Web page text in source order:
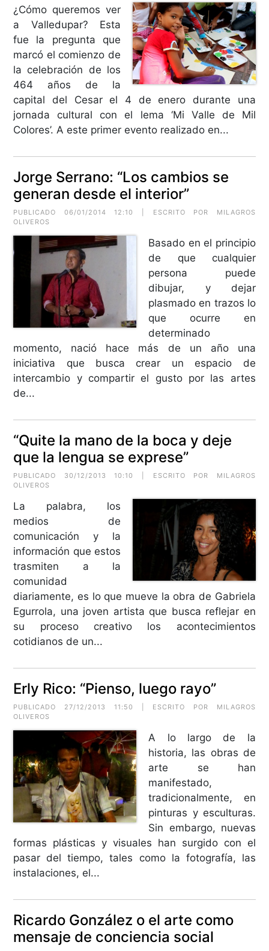
¿Cómo queremos ver
a Valledupar? Esta
fue la pregunta que
marcó el comienzo de
la celebración de los
464 años de la
capital del Cesar el 4 de enero durante una
jornada cultural con el lema ‘Mi Valle de Mil
Colores’. A este primer evento realizado en...
Jorge Serrano: “Los cambios se
generan desde el interior”
PUBLICADO 06/01/2014 12:10 | ESCRITO POR MILAGROS
OLIVEROS
Basado en el principio
de que cualquier
persona puede
dibujar, y dejar
plasmado en trazos lo
que ocurre en
determinado
momento, nació hace más de un año una
iniciativa que busca crear un espacio de
intercambio y compartir el gusto por las artes
de...
“Quite la mano de la boca y deje
que la lengua se exprese”
PUBLICADO 30/12/2013 10:10 | ESCRITO POR MILAGROS
OLIVEROS
La palabra, los
medios de
comunicación y la
información que estos
trasmiten a la
comunidad
diariamente, es lo que mueve la obra de Gabriela
Egurrola, una joven artista que busca reflejar en
su proceso creativo los acontecimientos
cotidianos de un...
Erly Rico: “Pienso, luego rayo”
PUBLICADO 27/12/2013 11:50 | ESCRITO POR MILAGROS
OLIVEROS
A lo largo de la
historia, las obras de
arte se han
manifestado,
tradicionalmente, en
pinturas y esculturas.
Sin embargo, nuevas
formas plásticas y visuales han surgido con el
pasar del tiempo, tales como la fotografía, las
instalaciones, el...
Ricardo González o el arte como
mensaje de conciencia social